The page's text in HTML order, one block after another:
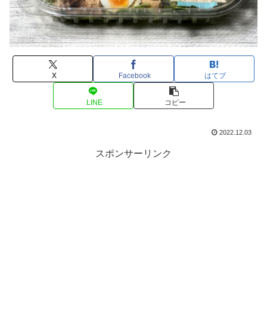
X Facebook はてブ
LINE コピー
2022.12.03
スポンサーリンク